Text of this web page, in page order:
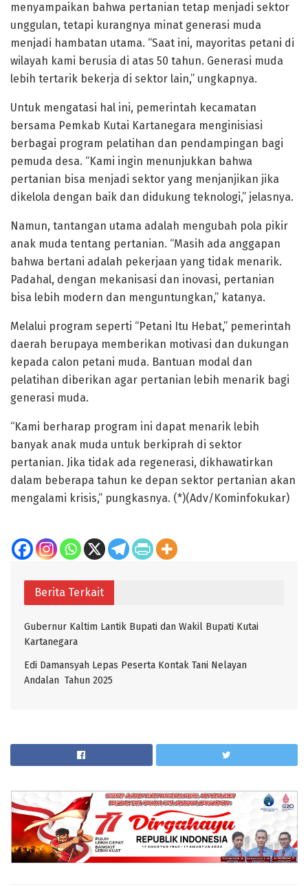
menyampaikan bahwa pertanian tetap menjadi sektor
unggulan, tetapi kurangnya minat generasi muda
menjadi hambatan utama. “Saat ini, mayoritas petani di
wilayah kami berusia di atas 50 tahun. Generasi muda
lebih tertarik bekerja di sektor lain,” ungkapnya.
Untuk mengatasi hal ini, pemerintah kecamatan
bersama Pemkab Kutai Kartanegara menginisiasi
berbagai program pelatihan dan pendampingan bagi
pemuda desa. “Kami ingin menunjukkan bahwa
pertanian bisa menjadi sektor yang menjanjikan jika
dikelola dengan baik dan didukung teknologi,” jelasnya.
Namun, tantangan utama adalah mengubah pola pikir
anak muda tentang pertanian. “Masih ada anggapan
bahwa bertani adalah pekerjaan yang tidak menarik.
Padahal, dengan mekanisasi dan inovasi, pertanian
bisa lebih modern dan menguntungkan,” katanya.
Melalui program seperti “Petani Itu Hebat,” pemerintah
daerah berupaya memberikan motivasi dan dukungan
kepada calon petani muda. Bantuan modal dan
pelatihan diberikan agar pertanian lebih menarik bagi
generasi muda.
“Kami berharap program ini dapat menarik lebih
banyak anak muda untuk berkiprah di sektor
pertanian. Jika tidak ada regenerasi, dikhawatirkan
dalam beberapa tahun ke depan sektor pertanian akan
mengalami krisis,” pungkasnya. (*)(Adv/Kominfokukar)
Berita Terkait
Gubernur Kaltim Lantik Bupati dan Wakil Bupati Kutai
Kartanegara
Edi Damansyah Lepas Peserta Kontak Tani Nelayan
Andalan Tahun 2025